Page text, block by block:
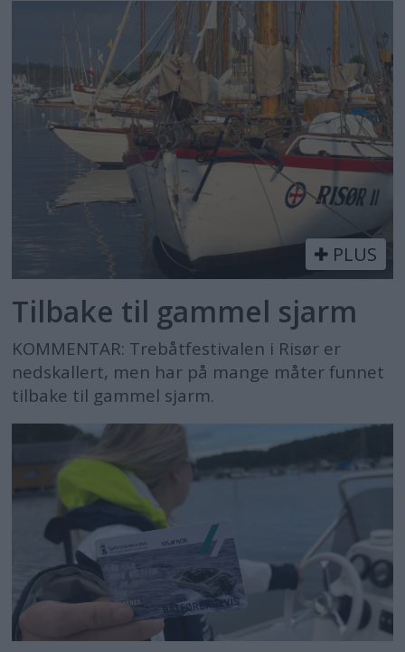
PLUS
Tilbake til gammel sjarm
KOMMENTAR: Trebåtfestivalen i Risør er
nedskallert, men har på mange måter funnet
tilbake til gammel sjarm.